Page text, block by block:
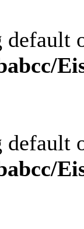
default
default